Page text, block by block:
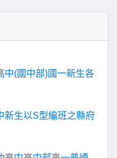
中(國中部)國一新生各
新生以S型編班之縣府